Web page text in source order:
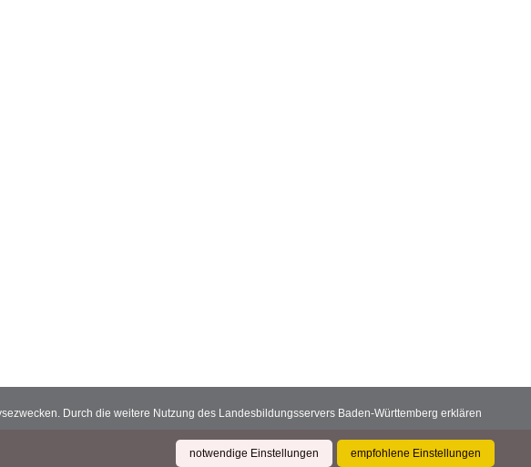
Durch die weitere Nutzung des Landesbildungsservers Baden-Württemberg erklären
notwendige Einstellungen
empfohlene Einstellungen